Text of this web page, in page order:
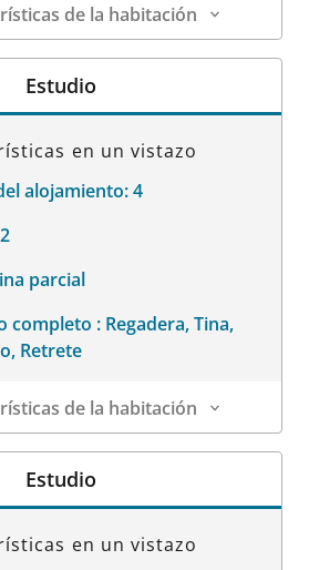
de la habitación
Estudio
en un vistazo
alojamiento:4
2
parcial
completo : Regadera, Tina,
Retrete
de la habitación
Estudio
en un vistazo